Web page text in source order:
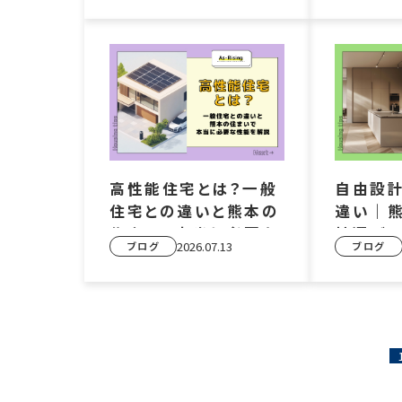
高性能住宅とは？一般
住宅との違いと熊本の
住まいで本当に必要な
性能を解説
ブログ 2026.07.13
自由設
違い｜
社選び
ツブログ